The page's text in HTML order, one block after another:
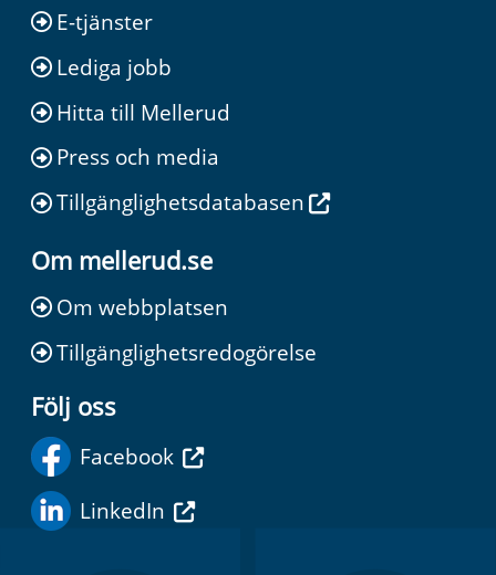
E-tjänster
Lediga jobb
Hitta till Mellerud
Press och media
Tillgänglighetsdatabasen
Om mellerud.se
Om webbplatsen
Tillgänglighetsredogörelse
Följ oss
Facebook
LinkedIn